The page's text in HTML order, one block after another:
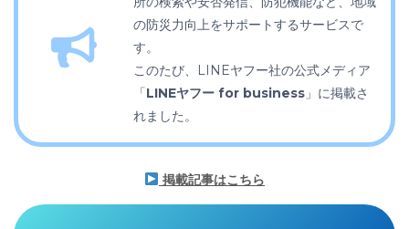
の防災力向上をサポートするサービスで
す。
このたび、LINEヤフー社の公式メディア
「LINEヤフー for business 」に掲載さ
れました。
掲載記事はこちら